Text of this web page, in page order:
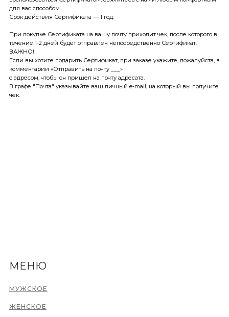
для вас способом.
Срок действия Сертификата — 1 год.
При покупке Сертификата на вашу почту приходит чек, после которого в
течение 1-2 дней будет отправлен непосредственно Сертификат.
ВАЖНО!
Если вы хотите подарить Сертификат, при заказе укажите, пожалуйста, в
комментарии «Отправить на почту ___»
с адресом, чтобы он пришел на почту адресата.
В графе "Почта" указывайте ваш личный e-mail, на который вы получите
чек.
МУЖСКОЕ
ЖЕНСКОЕ
МЕНЮ